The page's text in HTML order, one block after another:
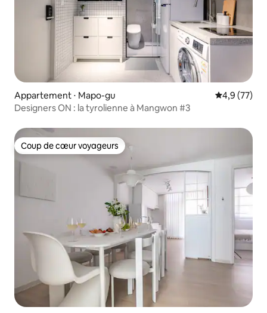
Appartement ⋅ Mapo-gu Évaluation
4,9 (77)
Designers ON : la tyrolienne à Mangwon #3
Coup de cœur voyageurs
Coup de cœur voyageurs